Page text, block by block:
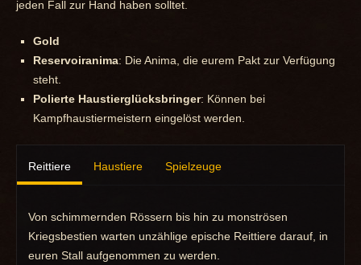
jeden Fall zur Hand haben solltet.
Gold
Reservoiranima: Die Anima, die eurem Pakt zur Verfügung
steht.
Polierte Haustierglücksbringer: Können bei
Kampfhaustiermeistern eingelöst werden.
Reittiere Haustiere Spielzeuge
Von schimmernden Rössern bis hin zu monströsen
Kriegsbestien warten unzählige epische Reittiere darauf, in
euren Stall aufgenommen zu werden.